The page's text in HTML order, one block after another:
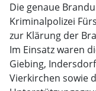
Die genaue
Kriminalpolizei
zur Klärung der
Im Einsatz waren
Giebing,
Vierkirchen sowie